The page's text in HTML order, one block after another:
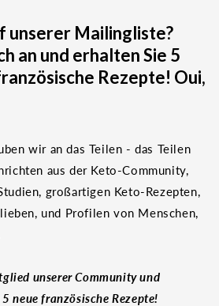
unserer Mailingliste?
an und erhalten Sie 5
Rezepte! Oui,
wir an das Teilen - das Teilen
aus der Keto-Community,
großartigen Keto-Rezepten,
und Profilen von Menschen,
unserer Community und
neue französische Rezepte!